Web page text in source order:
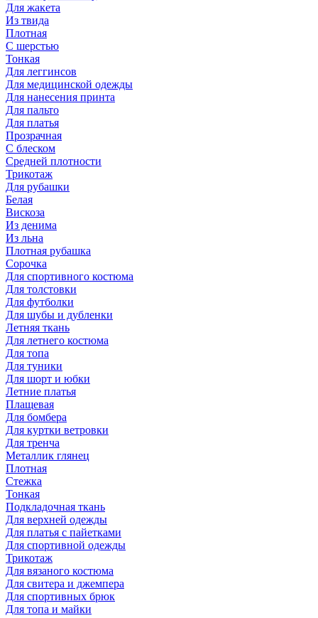
Для жакета
Из твида
Плотная
С шерстью
Тонкая
Для леггинсов
Для медицинской одежды
Для нанесения принта
Для пальто
Для платья
Прозрачная
С блеском
Средней плотности
Трикотаж
Для рубашки
Белая
Вискоза
Из денима
Из льна
Плотная рубашка
Сорочка
Для спортивного костюма
Для толстовки
Для футболки
Для шубы и дубленки
Летняя ткань
Для летнего костюма
Для топа
Для туники
Для шорт и юбки
Летние платья
Плащевая
Для бомбера
Для куртки ветровки
Для тренча
Металлик глянец
Плотная
Стежка
Тонкая
Подкладочная ткань
Для верхней одежды
Для платья с пайетками
Для спортивной одежды
Трикотаж
Для вязаного костюма
Для свитера и джемпера
Для спортивных брюк
Для топа и майки